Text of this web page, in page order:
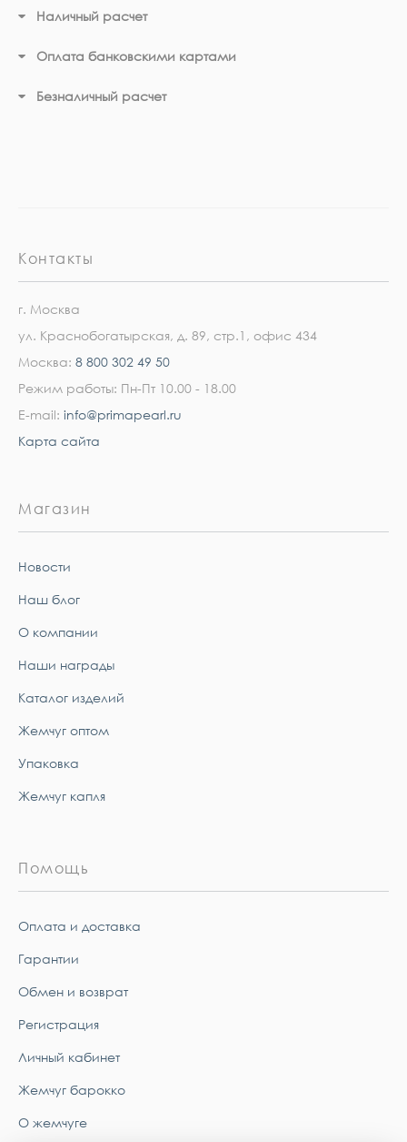
Наличный расчет
Оплата банковскими картами
Безналичный расчет
Контакты
г. Москва
ул. Краснобогатырская, д. 89, стр.1, офис 434
Москва: 8 800 302 49 50
Режим работы: Пн-Пт 10.00 - 18.00
E-mail: info@primapearl.ru
Карта сайта
Магазин
Новости
Наш блог
О компании
Наши награды
Каталог изделий
Жемчуг оптом
Упаковка
Жемчуг капля
Помощь
Оплата и доставка
Гарантии
Обмен и возврат
Регистрация
Личный кабинет
Жемчуг барокко
О жемчуге